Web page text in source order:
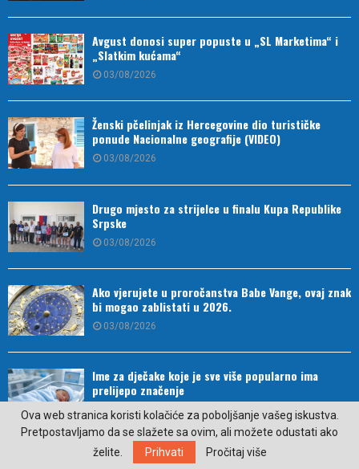
Avgust donosi super popuste u „SL Marketima“ i
„Slatkim kućama“
03/08/2026
Ženski pčelinjak iz Hercegovine dio turističke
ponude Nacionalne geografije (VIDEO)
03/08/2026
Drugo mjesto za strijelce u finalu Kupa Republike
Srpske
03/08/2026
Ako vjerujete u proročanstva Babe Vange, ovaj znak
bi mogao zablistati u 2026.
03/08/2026
Ime za dječake koje je sve više popularno ima
prelijepo značenje
03/08/2026
Ova web stranica koristi kolačiće za poboljšanje vašeg iskustva.
Pretpostavljamo da se slažete sa ovim, ali možete odustati ako
želite.
Prihvati Pročitaj više